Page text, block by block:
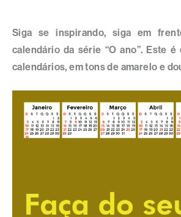
Siga se inspirando, siga em
calendário da série “O ano”. Este
calendários, em tons de amarelo e